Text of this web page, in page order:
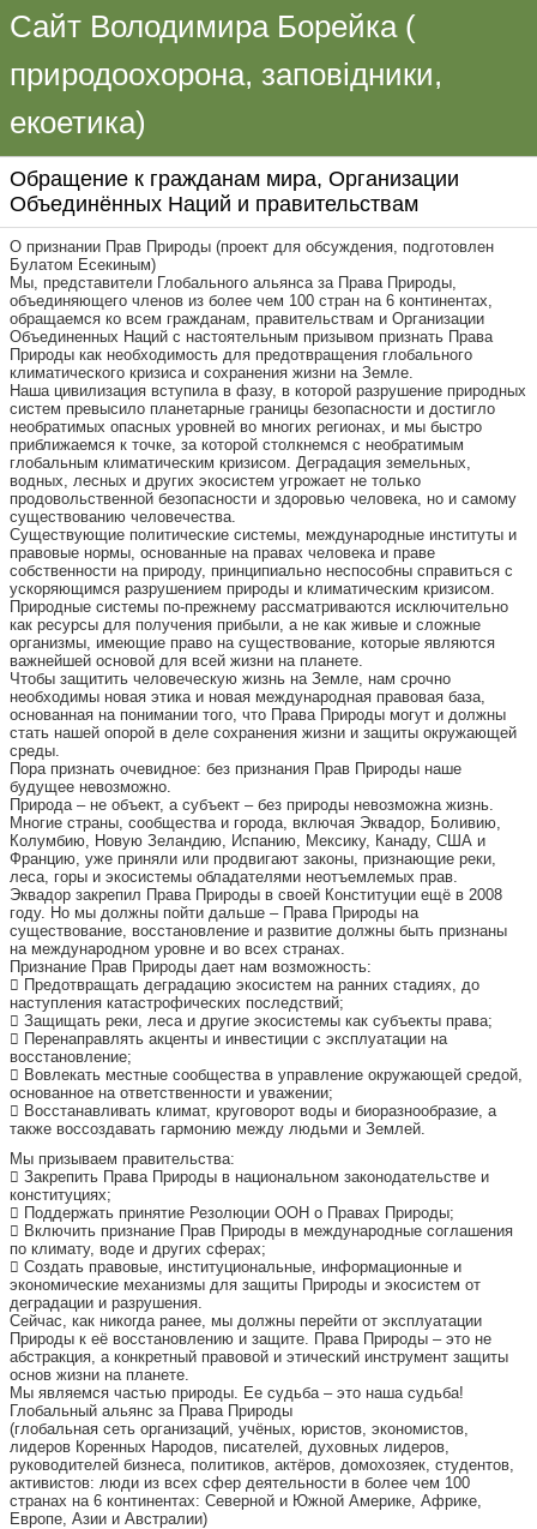
Сайт Володимира Борейка (
природоохорона, заповідники,
екоетика)
Обращение к гражданам мира, Организации
Объединённых Наций и правительствам
О признании Прав Природы (проект для обсуждения, подготовлен
Булатом Есекиным)
Мы, представители Глобального альянса за Права Природы,
объединяющего членов из более чем 100 стран на 6 континентах,
обращаемся ко всем гражданам, правительствам и Организации
Объединенных Наций с настоятельным призывом признать Права
Природы как необходимость для предотвращения глобального
климатического кризиса и сохранения жизни на Земле.
Наша цивилизация вступила в фазу, в которой разрушение природных
систем превысило планетарные границы безопасности и достигло
необратимых опасных уровней во многих регионах, и мы быстро
приближаемся к точке, за которой столкнемся с необратимым
глобальным климатическим кризисом. Деградация земельных,
водных, лесных и других экосистем угрожает не только
продовольственной безопасности и здоровью человека, но и самому
существованию человечества.
Существующие политические системы, международные институты и
правовые нормы, основанные на правах человека и праве
собственности на природу, принципиально неспособны справиться с
ускоряющимся разрушением природы и климатическим кризисом.
Природные системы по-прежнему рассматриваются исключительно
как ресурсы для получения прибыли, а не как живые и сложные
организмы, имеющие право на существование, которые являются
важнейшей основой для всей жизни на планете.
Чтобы защитить человеческую жизнь на Земле, нам срочно
необходимы новая этика и новая международная правовая база,
основанная на понимании того, что Права Природы могут и должны
стать нашей опорой в деле сохранения жизни и защиты окружающей
среды.
Пора признать очевидное: без признания Прав Природы наше
будущее невозможно.
Природа – не объект, а субъект – без природы невозможна жизнь.
Многие страны, сообщества и города, включая Эквадор, Боливию,
Колумбию, Новую Зеландию, Испанию, Мексику, Канаду, США и
Францию, уже приняли или продвигают законы, признающие реки,
леса, горы и экосистемы обладателями неотъемлемых прав.
Эквадор закрепил Права Природы в своей Конституции ещё в 2008
году. Но мы должны пойти дальше – Права Природы на
существование, восстановление и развитие должны быть признаны
на международном уровне и во всех странах.
Признание Прав Природы дает нам возможность:
 Предотвращать деградацию экосистем на ранних стадиях, до
наступления катастрофических последствий;
 Защищать реки, леса и другие экосистемы как субъекты права;
 Перенаправлять акценты и инвестиции с эксплуатации на
восстановление;
 Вовлекать местные сообщества в управление окружающей средой,
основанное на ответственности и уважении;
 Восстанавливать климат, круговорот воды и биоразнообразие, а
также воссоздавать гармонию между людьми и Землей.
Мы призываем правительства:
 Закрепить Права Природы в национальном законодательстве и
конституциях;
 Поддержать принятие Резолюции ООН о Правах Природы;
 Включить признание Прав Природы в международные соглашения
по климату, воде и других сферах;
 Создать правовые, институциональные, информационные и
экономические механизмы для защиты Природы и экосистем от
деградации и разрушения.
Сейчас, как никогда ранее, мы должны перейти от эксплуатации
Природы к её восстановлению и защите. Права Природы – это не
абстракция, а конкретный правовой и этический инструмент защиты
основ жизни на планете.
Мы являемся частью природы. Ее судьба – это наша судьба!
Глобальный альянс за Права Природы
(глобальная сеть организаций, учёных, юристов, экономистов,
лидеров Коренных Народов, писателей, духовных лидеров,
руководителей бизнеса, политиков, актёров, домохозяек, студентов,
активистов: люди из всех сфер деятельности в более чем 100
странах на 6 континентах: Северной и Южной Америке, Африке,
Европе, Азии и Австралии)